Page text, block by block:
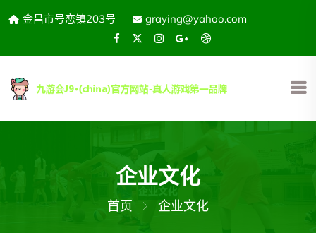
金昌市号恋镇203号 graying@yahoo.com
企业文化
首页 企业文化